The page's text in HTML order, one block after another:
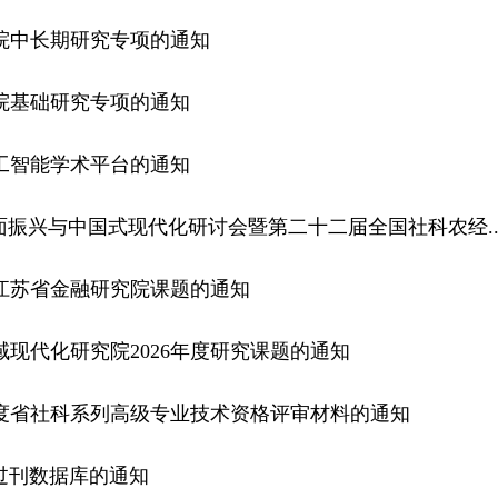
中长期研究专项的通知
基础研究专项的通知
智能学术平台的通知
振兴与中国式现代化研讨会暨第二十二届全国社科农经
苏省金融研究院课题的通知
现代化研究院2026年度研究课题的通知
省社科系列高级专业技术资格评审材料的通知
刊数据库的通知